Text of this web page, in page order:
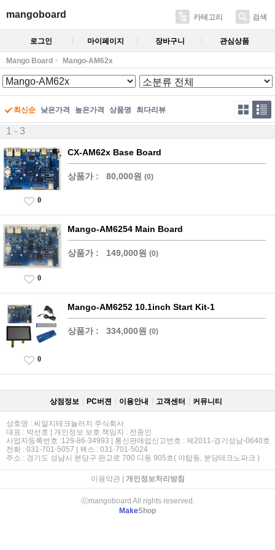
mangoboard 카테고리 검색
로그인 마이페이지 장바구니 관심상품
Mango Board Mango-AM62x
최신순 낮은가격 높은가격 상품명 최다리뷰
1 - 3
CX-AM62x Base Board
상품가 : 80,000원 (0)
0
Mango-AM6254 Main Board
상품가 : 149,000원 (0)
0
Mango-AM6252 10.1inch Start Kit-1
상품가 : 334,000원 (0)
0
상점정보 PC버젼 이용안내 고객센터 커뮤니티
상호명 : 씨알지테크놀러지 주식회사
대표 : 박선호 | 개인정보 보호 책임자 : 전종인
사업자등록번호 :129-86-34993 | 통신판매업신고번호 : 제2011-경기성남-0640호
전화 : 031-701-5057 | 팩스 : 031-701-5024
주소 : 경기도 성남시 분당구 판교로 700 디동 905호( 야탑동, 분당테크노파크 )
이용약관| 개인정보처리방침
ⓒmangoboard All rights reserved.
MakeShop